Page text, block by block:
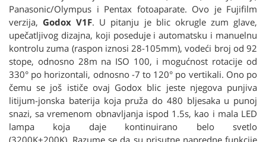
Panasonic/Olympus i Pentax fotoaparate. Ovo je Fujifilm
verzija, Godox V1F. U pitanju je blic okrugle zum glave,
upečatljivog dizajna, koji poseduje i automatsku i manuelnu
kontrolu zuma (raspon iznosi 28-105mm), vodeći broj od 92
stope, odnosno 28m na ISO 100, i mogućnost rotacije od
330° po horizontali, odnosno -7 to 120° po vertikali. Ono po
čemu se još ističe ovaj Godox blic jeste njegova punjiva
litijum-jonska baterija koja pruža do 480 bljesaka u punoj
snazi, sa vremenom obnavljanja ispod 1.5s, kao i mala LED
lampa koja daje kontinuirano belo svetlo
(3200K±200K). Razume se da su prisutne napredne funkcije